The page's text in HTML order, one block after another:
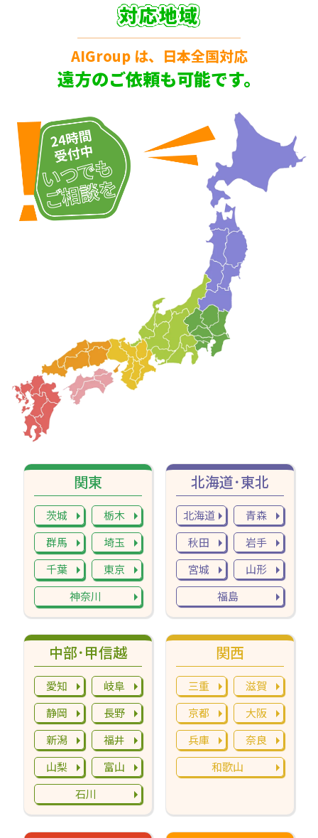
対応地域
AIGroup は、日本全国対応
遠方のご依頼も可能です。
中部･甲信越
愛知
岐阜
静岡
長野
新潟
福井
山梨
富山
石川
関西
三重
滋賀
京都
大阪
兵庫
奈良
和歌山
関東
茨城
栃木
群馬
埼玉
千葉
東京
神奈川
北海道･東北
北海道
青森
秋田
岩手
宮城
山形
福島